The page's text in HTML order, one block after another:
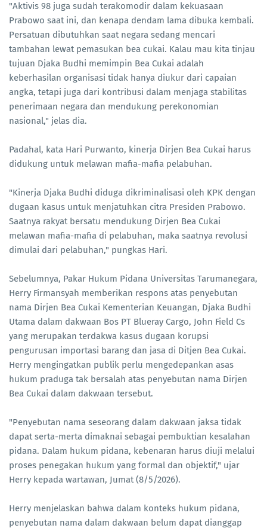
"Aktivis 98 juga sudah terakomodir dalam kekuasaan
Prabowo saat ini, dan kenapa dendam lama dibuka kembali.
Persatuan dibutuhkan saat negara sedang mencari
tambahan lewat pemasukan bea cukai. Kalau mau kita tinjau
tujuan Djaka Budhi memimpin Bea Cukai adalah
keberhasilan organisasi tidak hanya diukur dari capaian
angka, tetapi juga dari kontribusi dalam menjaga stabilitas
penerimaan negara dan mendukung perekonomian
nasional," jelas dia.
Padahal, kata Hari Purwanto, kinerja Dirjen Bea Cukai harus
didukung untuk melawan mafia-mafia pelabuhan.
"Kinerja Djaka Budhi diduga dikriminalisasi oleh KPK dengan
dugaan kasus untuk menjatuhkan citra Presiden Prabowo.
Saatnya rakyat bersatu mendukung Dirjen Bea Cukai
melawan mafia-mafia di pelabuhan, maka saatnya revolusi
dimulai dari pelabuhan," pungkas Hari.
Sebelumnya, Pakar Hukum Pidana Universitas Tarumanegara,
Herry Firmansyah memberikan respons atas penyebutan
nama Dirjen Bea Cukai Kementerian Keuangan, Djaka Budhi
Utama dalam dakwaan Bos PT Blueray Cargo, John Field Cs
yang merupakan terdakwa kasus dugaan korupsi
pengurusan importasi barang dan jasa di Ditjen Bea Cukai.
Herry mengingatkan publik perlu mengedepankan asas
hukum praduga tak bersalah atas penyebutan nama Dirjen
Bea Cukai dalam dakwaan tersebut.
"Penyebutan nama seseorang dalam dakwaan jaksa tidak
dapat serta-merta dimaknai sebagai pembuktian kesalahan
pidana. Dalam hukum pidana, kebenaran harus diuji melalui
proses penegakan hukum yang formal dan objektif," ujar
Herry kepada wartawan, Jumat (8/5/2026).
Herry menjelaskan bahwa dalam konteks hukum pidana,
penyebutan nama dalam dakwaan belum dapat dianggap